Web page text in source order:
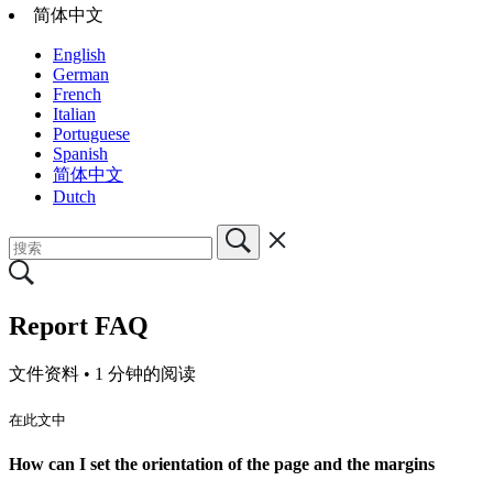
简体中文
English
German
French
Italian
Portuguese
Spanish
简体中文
Dutch
Report FAQ
文件资料 • 1 分钟的阅读
在此文中
How can I set the orientation of the page and the margins